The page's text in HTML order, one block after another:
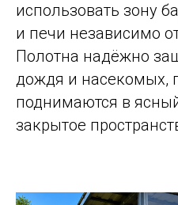
использовать зону
и печи независимо
Полотна надёжно
дождя и насекомых,
поднимаются в
закрытое